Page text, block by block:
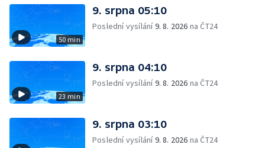
50 min
9. srpna 05:10
Poslední vysílání9. 8. 2026 na ČT24
23 min
9. srpna 04:10
Poslední vysílání9. 8. 2026 na ČT24
9. srpna 03:10
Poslední vysílání9. 8. 2026 na ČT24